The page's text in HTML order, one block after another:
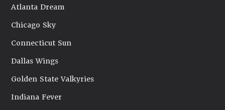
Atlanta Dream
Chicago Sky
Connecticut Sun
Dallas Wings
Golden State Valkyries
Indiana Fever